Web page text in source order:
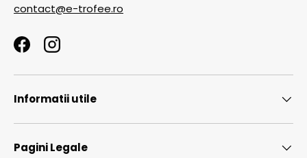
contact@e-trofee.ro
FacebookInstagram
Informatii utile
Pagini Legale